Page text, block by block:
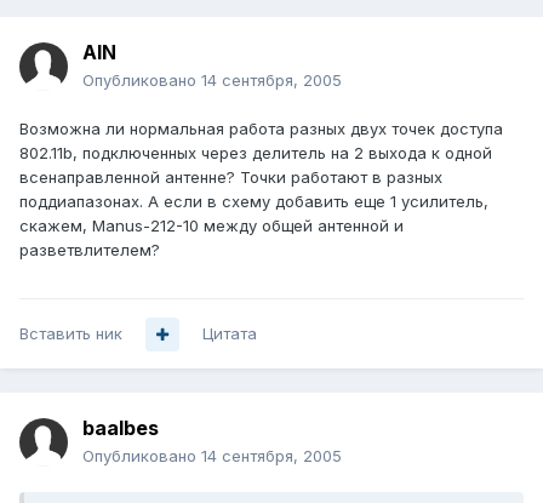
AIN
Опубликовано 14 сентября, 2005
Возможна ли нормальная работа разных двух точек доступа
802.11b, подключенных через делитель на 2 выхода к одной
всенаправленной антенне? Точки работают в разных
поддиапазонах. А если в схему добавить еще 1 усилитель,
скажем, Manus-212-10 между общей антенной и
разветвлителем?
Вставить ник Цитата
baalbes
Опубликовано 14 сентября, 2005